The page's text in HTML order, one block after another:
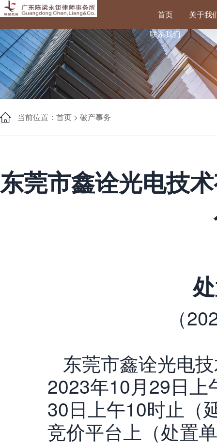
首页
关于我
联系我们
当前位置：首页 > 破产事务
东莞市鑫诠光电技
（
东莞市鑫诠光电
2023年10月29日
30日上午10时止（
竞价平台上（处置